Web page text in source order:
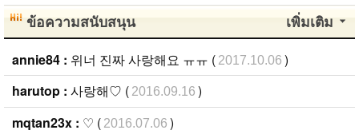
เพิ่มเติม
ข้อความสนับสนุน
annie84 : 위너 진짜 사랑해요 ㅠㅠ ( 2017.10.06 )
harutop : 사랑해♡ ( 2016.09.16 )
mqtan23x : ♡ ( 2016.07.06 )